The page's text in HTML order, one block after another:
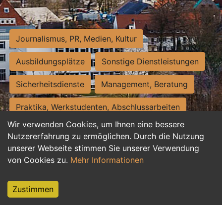
Wir verwenden Cookies, um Ihnen eine bessere
Nutzererfahrung zu ermöglichen. Durch die Nutzung
unserer Webseite stimmen Sie unserer Verwendung
von Cookies zu. Mehr Informationen
Zustimmen
Journalismus, PR, Medien, Kultur
Ausbildungsplätze Sonstige Dienstleistungen
Sicherheitsdienste Management, Beratung
Praktika, Werkstudenten, Abschlussarbeiten
Personalwesen Assistenz, Sekretariat
Hilfskräfte, Aushilfs- und Nebenjobs
Weiterbildung, Studium, duale Ausbildung